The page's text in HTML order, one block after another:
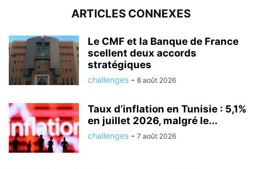
ARTICLES CONNEXES
Le CMF et la Banque de France
scellent deux accords
stratégiques
challenges - 8 août 2026
Taux d’inflation en Tunisie : 5,1%
en juillet 2026, malgré le...
challenges - 7 août 2026